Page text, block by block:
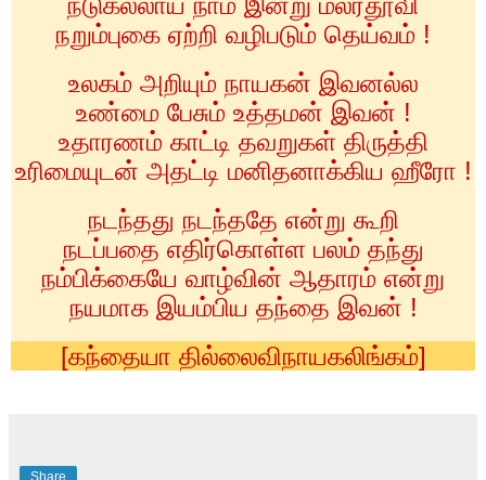
நறும்புகை ஏற்றி வழிபடும் தெய்வம் !
உலகம் அறியும் நாயகன் இவனல்ல
உண்மை பேசும் உத்தமன் இவன் !
உதாரணம் காட்டி தவறுகள் திருத்தி
உரிமையுடன் அதட்டி மனிதனாக்கிய ஹீரோ !
நடந்தது நடந்ததே என்று கூறி
நடப்பதை எதிர்கொள்ள பலம் தந்து
நம்பிக்கையே வாழ்வின் ஆதாரம் என்று
நயமாக இயம்பிய தந்தை இவன் !
[கந்தையா தில்லைவிநாயகலிங்கம்]
Share